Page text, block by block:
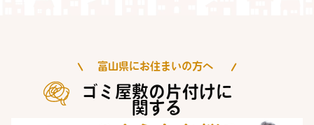
富山県にお住まいの方へ
ゴミ屋敷の片付けに
関する